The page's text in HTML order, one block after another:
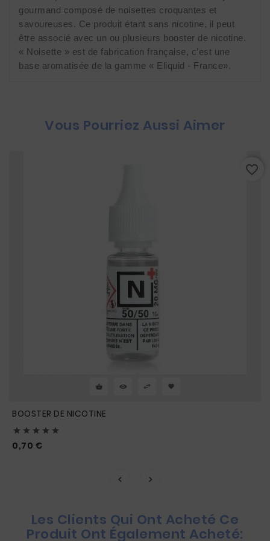
gourmand composé de noisettes croquantes et
savoureuses. Ce produit étant sans nicotine, il peut
être associé avec un ou plusieurs booster de nicotine.
« Noisette » est de fabrication française, c’est une
base aromatisée de la gamme « Eliquid - France».
Vous Pourriez Aussi Aimer
BOOSTER DE NICOTINE
    
0,70 €
favorite_border
Les Clients Qui Ont Acheté Ce
Produit Ont Également Acheté: